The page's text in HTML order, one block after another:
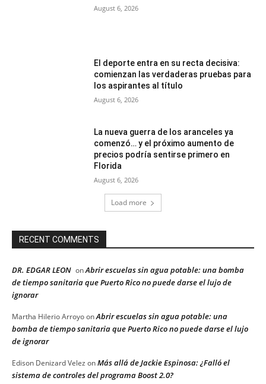
August 6, 2026
El deporte entra en su recta decisiva:
comienzan las verdaderas pruebas para
los aspirantes al título
August 6, 2026
La nueva guerra de los aranceles ya
comenzó… y el próximo aumento de
precios podría sentirse primero en
Florida
August 6, 2026
Load more
RECENT COMMENTS
DR. EDGAR LEON onAbrir escuelas sin agua potable: una bomba
de tiempo sanitaria que Puerto Rico no puede darse el lujo de
ignorar
Martha Hilerio ArroyoonAbrir escuelas sin agua potable: una
bomba de tiempo sanitaria que Puerto Rico no puede darse el lujo
de ignorar
Edison Denizard Velez onMás allá de Jackie Espinosa: ¿Falló el
sistema de controles del programa Boost 2.0?